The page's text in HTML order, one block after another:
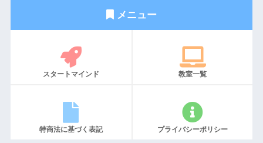
メニュー
スタートマインド 教室一覧
特商法に基づく表記 プライバシーポリシー